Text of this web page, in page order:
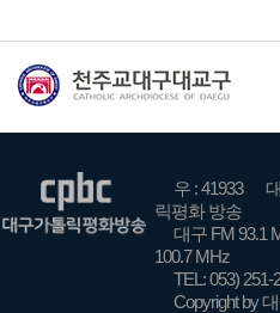
우 : 41933
릭평화 방송
대구 FM 93.1
100.7 MHz
TEL: 053) 251-
Copyright by